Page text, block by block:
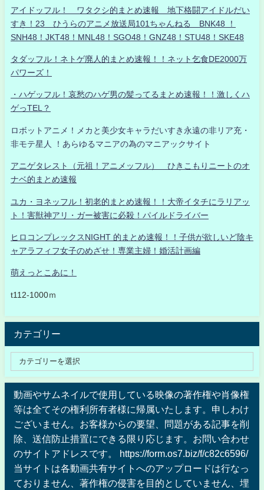
アイドッフル！ ワタクシ的まとめ速報 地下格闘アイドルだい
すき！23 ひうらのアニメ放送局101ちゃんねる BNK48 ！
SNH48！JKT48！MNL48！SGO48！GNZ48！STU48！SKE48
タダッフル！ネトゲ廃人的まとめ速報！！ネット乞食DE2000万
パワーズ！
・ハゲッフル！哀愁のハゲ男の髪ってるまとめ速報！！激しくハ
ゲっTEL？
ロボットアニメ！メカと美少女キャラだいすき永遠の非リア充・
非モテ星人 ！あらゆるマニアの為のマニアックサイト
アニゲタレスト（元祖！アニメッフル） ひきこもりニートのオ
ナベ的まとめ速報
ユカ・ヨネッフル！初老的まとめ速報！！大帝イタチにラリアッ
ト！害獣神アリ・ガー被害に必殺！パイルドライバー
ヒロコンプレックスNIGHT 的まとめ速報！！子供が欲しいど陰キ
ャアラフィフ女子のめざせ！専業主婦！婚活計画編
萌えっとこあに！
t112-1000ｍ
カテゴリー
動画やサムネイルで使用している映像の著作権や肖像権
等は全てその権利所有者様に帰属いたします。申しわけ
ございません。お客様からの要望、問題がある記事を削
除、送信防止措置にできる限り応じます。お問い合わせ
のサイトアドレスです。 https://form.os7.biz/f/c82c6596/
当サイトは各動画共有サイトへのアップロードは行なっ
ておりません、著作権の侵害を目的としていません、埋